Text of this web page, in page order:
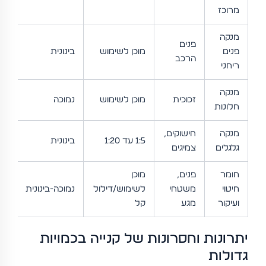
מרוכז
מנקה
פנים
ריחני
פנים
הרכב
מוכן לשימוש בינונית
מנקה
חלונות
זכוכית מוכן לשימוש נמוכה
מנקה
גלגלים
חישוקים,
צמיגים
1:5 עד 1:20 בינונית
חומר
חיטוי
ועיקור
פנים,
משטחי
מגע
מוכן
לשימוש/דילול
קל
נמוכה-בינונית
יתרונות וחסרונות של קנייה בכמויות
גדולות